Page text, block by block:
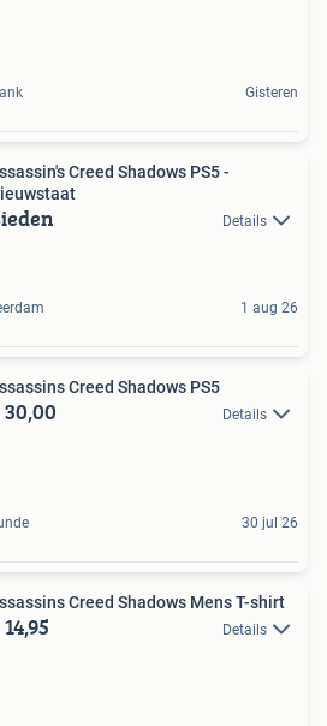
Gisteren
Creed Shadows PS5 -
Details
1 aug 26
Creed Shadows PS5
Details
30 jul 26
Creed Shadows Mens T-shirt
Details